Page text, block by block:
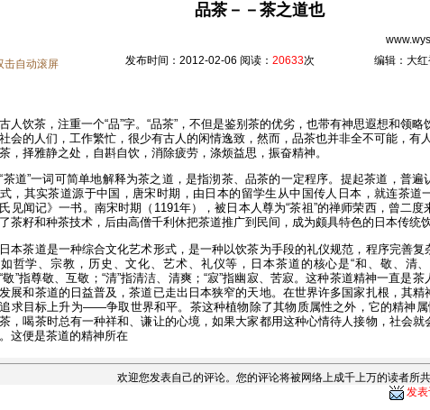
品茶－－茶之道也
击自动滚屏
发布时间：2012-02-06 阅读： 20633次 编辑：大
饮茶，注重一个“品”字。“品茶”，不但是鉴别茶的优劣，也带有神思遐想和领略
会的人们，工作繁忙，很少有古人的闲情逸致，然而，品茶也并非全不可能，有
，择雅静之处，自斟自饮，消除疲劳，涤烦益思，振奋精神。
”一词可简单地解释为茶之道，是指沏茶、品茶的一定程序。提起茶道，普遍
，其实茶道源于中国，唐宋时期，由日本的留学生从中国传人日本，就连茶道
氏见闻记》一书。南宋时期（1191年），被日本人尊为“茶祖”的禅师荣西，曾二
茶籽和种茶技术，后由高僧千利休把茶道推广到民间，成为颇具特色的日本传统饮
茶道是一种综合文化艺术形式，是一种以饮茶为手段的礼仪规范，程序完善复
哲学、宗教，历史、文化、艺术、礼仪等，日本茶道的核心是“和、敬、清、
敬”指尊敬、互敬；“清”指清洁、清爽；“寂”指幽寂、苦寂。这种茶道精神一直是
展和茶道的日益普及，茶道已走出日本狭窄的天地。在世界许多国家扎根，其精
求目标上升为——争取世界和平。茶这种植物除了其物质属性之外，它的精神属
，喝茶时总有一种祥和、谦让的心境，如果大家都用这种心情待人接物，社会就
这便是茶道的精神所在
欢迎您发表自己的评论。您的评论将被网络上成千上万的读者所共
发